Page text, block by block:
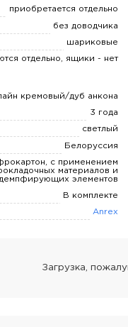
приобретается отдельно
без доводчика
шариковые
отдельно, ящики - нет
кремовый/дуб анкона
3 года
светлый
Белоруссия
с применением
материалов и
демпфирующих элементов
В комплекте
Anrex